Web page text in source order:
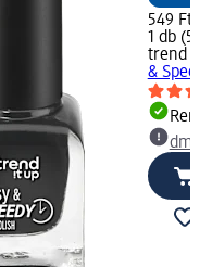
549 Ft
1 db
trend !t
&
dm